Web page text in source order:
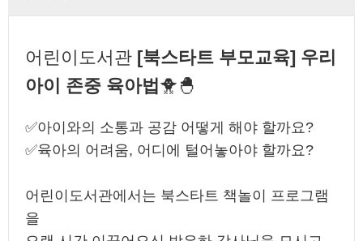
세상을 바꿀 천 권의 책
스마트도서관
사서에게물어보세요
전자저널 서비스
강좌제안서
어린이도서관 [북스타트 부모교육] 우리
아이 존중 육아법 🐥🐣
✅아이와의 소통과 공감 어떻게 해야 할까요?
✅육아의 어려움, 어디에 털어놓아야 할까요?
어린이도서관에서는 북스타트 책놀이 프로그램
을